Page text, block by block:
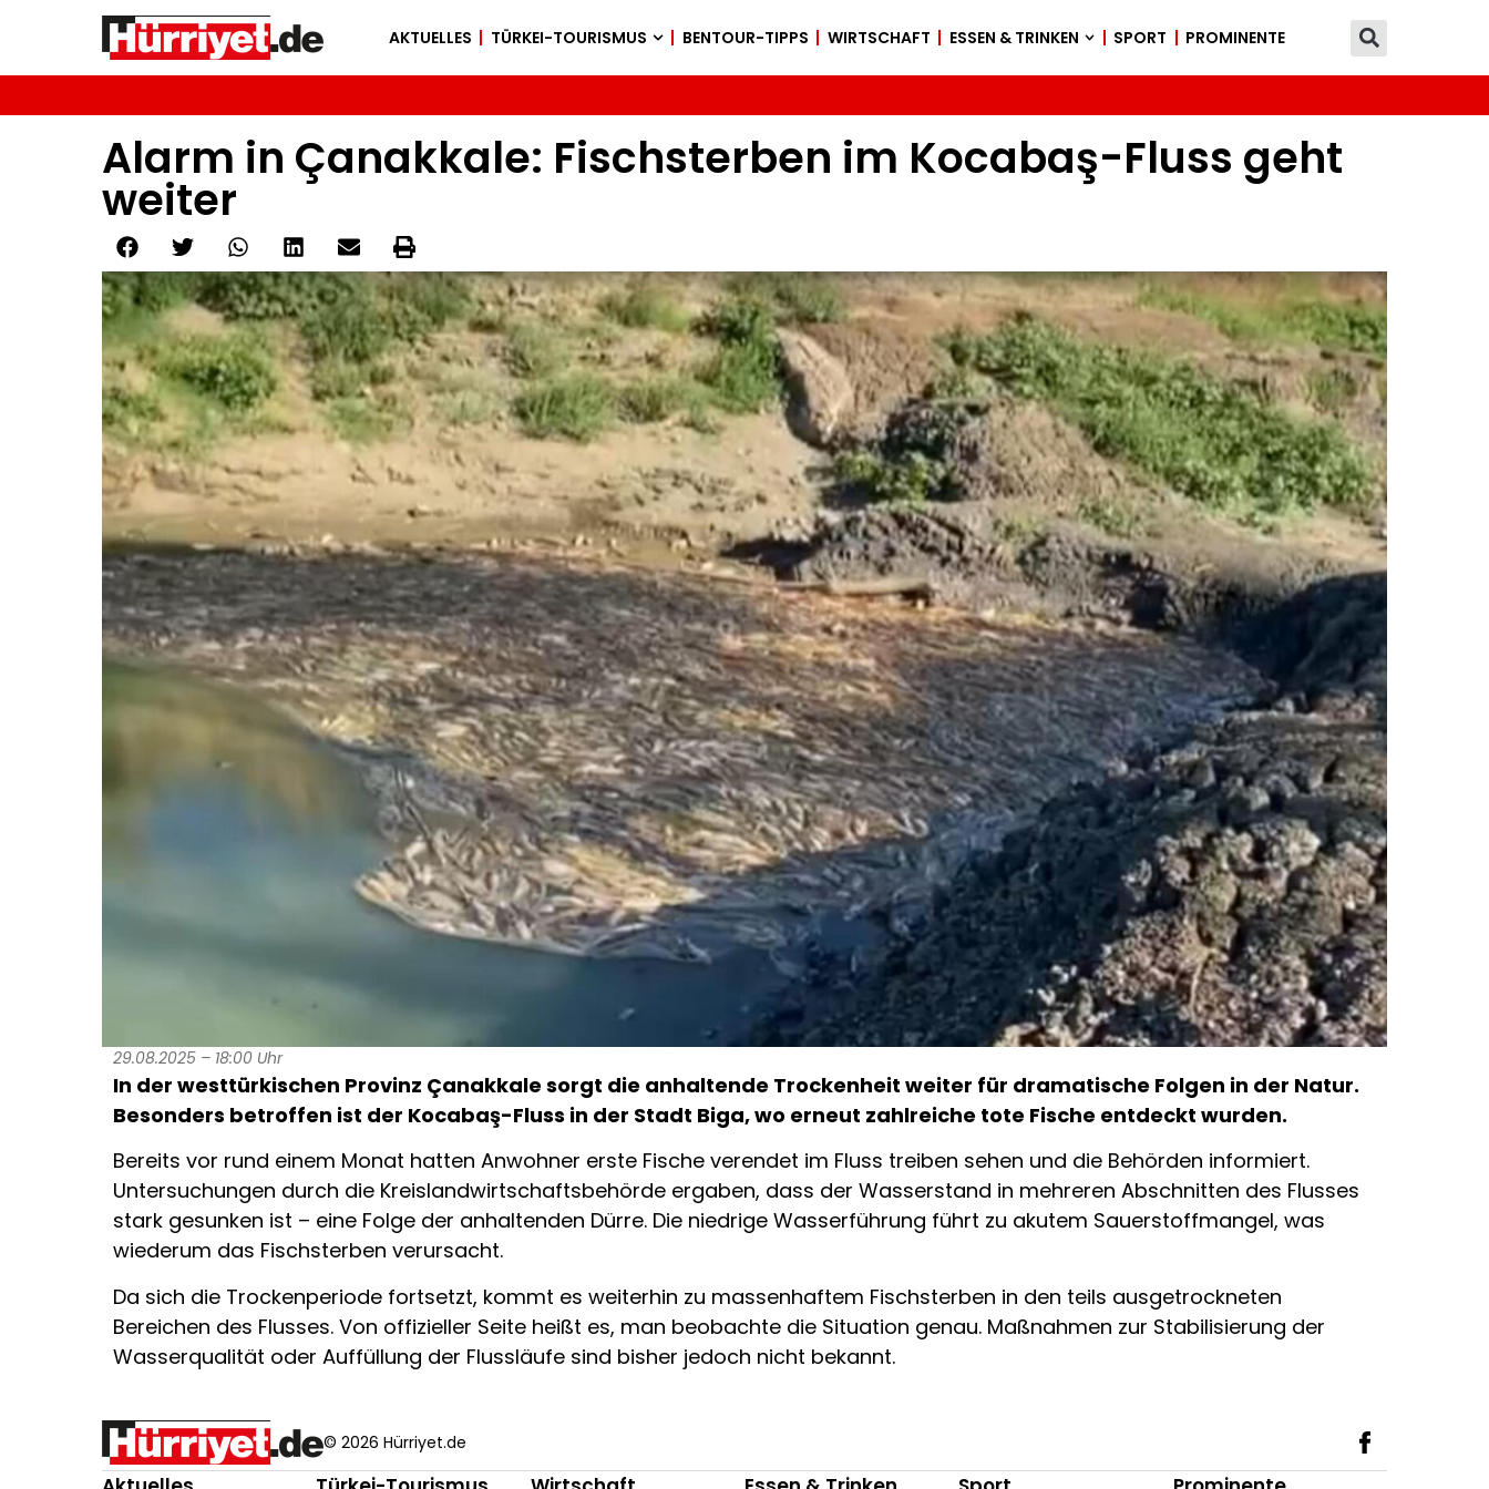
AKTUELLES TÜRKEI-TOURISMUS BENTOUR-TIPPS WIRTSCHAFT ESSEN & TRINKEN SPORT PROMINENTE
Alarm in Çanakkale: Fischsterben im Kocabaş-Fluss geht
weiter
29.08.2025 – 18:00 Uhr
In der westtürkischen Provinz Çanakkale sorgt die anhaltende Trockenheit weiter für dramatische Folgen in der Natur.
Besonders betroffen ist der Kocabaş-Fluss in der Stadt Biga, wo erneut zahlreiche tote Fische entdeckt wurden.
Bereits vor rund einem Monat hatten Anwohner erste Fische verendet im Fluss treiben sehen und die Behörden informiert.
Untersuchungen durch die Kreislandwirtschaftsbehörde ergaben, dass der Wasserstand in mehreren Abschnitten des Flusses
stark gesunken ist – eine Folge der anhaltenden Dürre. Die niedrige Wasserführung führt zu akutem Sauerstoffmangel, was
wiederum das Fischsterben verursacht.
Da sich die Trockenperiode fortsetzt, kommt es weiterhin zu massenhaftem Fischsterben in den teils ausgetrockneten
Bereichen des Flusses. Von offizieller Seite heißt es, man beobachte die Situation genau. Maßnahmen zur Stabilisierung der
Wasserqualität oder Auffüllung der Flussläufe sind bisher jedoch nicht bekannt.
© 2026 Hürriyet.de